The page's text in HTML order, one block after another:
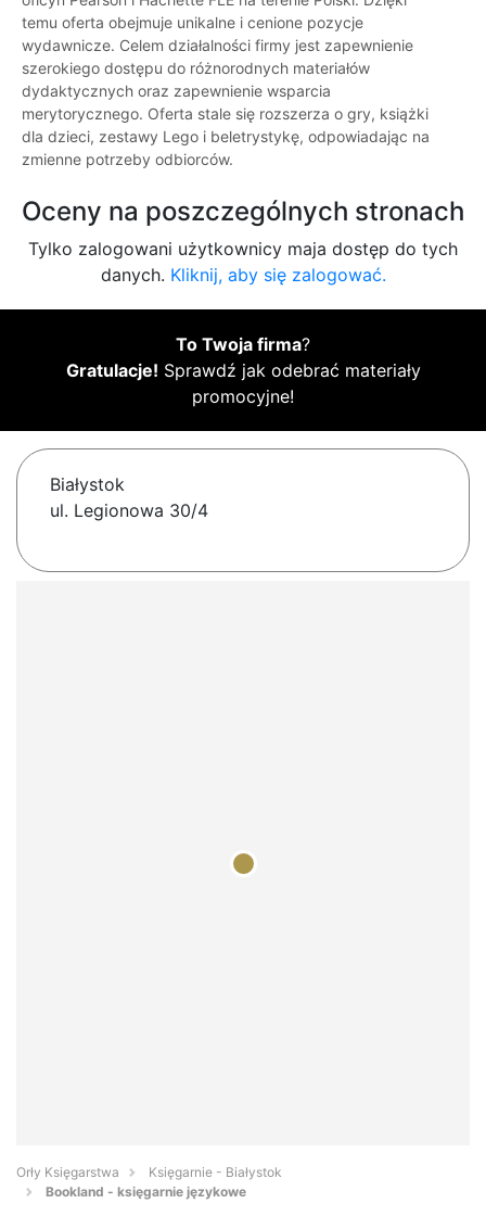
temu oferta obejmuje unikalne i cenione pozycje
wydawnicze. Celem działalności firmy jest zapewnienie
szerokiego dostępu do różnorodnych materiałów
dydaktycznych oraz zapewnienie wsparcia
merytorycznego. Oferta stale się rozszerza o gry, książki
dla dzieci, zestawy Lego i beletrystykę, odpowiadając na
zmienne potrzeby odbiorców.
Oceny na poszczególnych stronach
Tylko zalogowani użytkownicy maja dostęp do tych
danych. Kliknij, aby się zalogować.
To Twoja firma?
Gratulacje! Sprawdź jak odebrać materiały
promocyjne!
Białystok
ul. Legionowa 30/4
Orły Księgarstwa
Księgarnie - Białystok
Bookland - księgarnie językowe